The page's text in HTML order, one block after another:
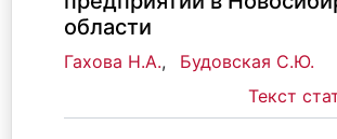
области
Гахова Н.А.,
Будовская С.Ю.
Текст